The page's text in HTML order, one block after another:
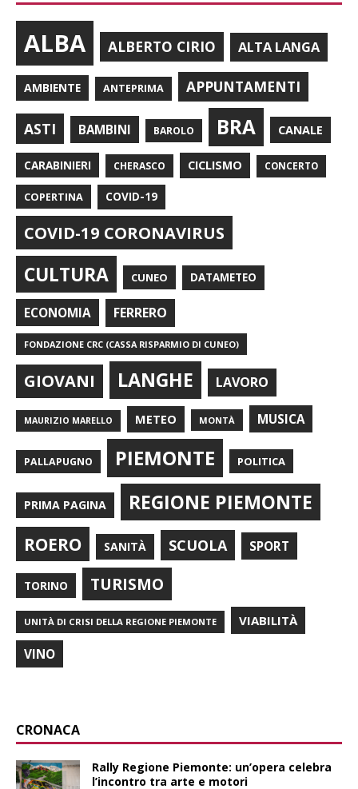
ALBA ALBERTO CIRIO ALTA LANGA
AMBIENTE ANTEPRIMA APPUNTAMENTI
ASTI BAMBINI BAROLO BRA CANALE
CARABINIERI CHERASCO CICLISMO CONCERTO
COPERTINA COVID-19
COVID-19 CORONAVIRUS
CULTURA CUNEO DATAMETEO
ECONOMIA FERRERO
FONDAZIONE CRC (CASSA RISPARMIO DI CUNEO)
GIOVANI LANGHE LAVORO
MAURIZIO MARELLO METEO MONTÀ MUSICA
PALLAPUGNO PIEMONTE POLITICA
PRIMA PAGINA REGIONE PIEMONTE
ROERO SANITÀ SCUOLA SPORT
TORINO TURISMO
UNITÀ DI CRISI DELLA REGIONE PIEMONTE VIABILITÀ
VINO
CRONACA
Rally Regione Piemonte: un’opera celebra
l’incontro tra arte e motori